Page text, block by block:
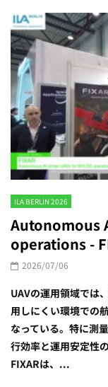
ILA BERLIN 2026
Autonomous
operations -
2026/07/06
UAVの運用領域では
用しにくい環境での
なっている。特に測
行効率と運用安定性
FIXARは、...